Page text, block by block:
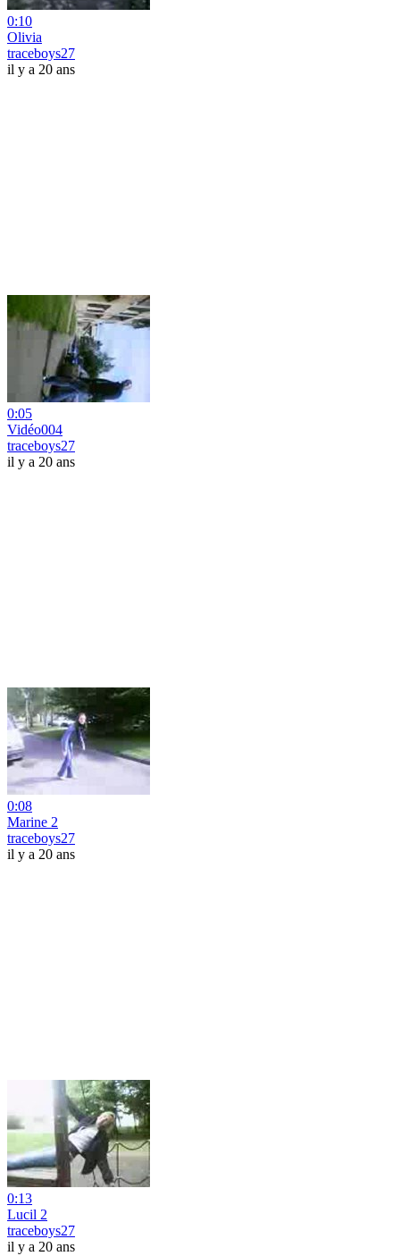
0:10
Olivia
traceboys27
il y a 20 ans
0:05
Vidéo004
traceboys27
il y a 20 ans
0:08
Marine 2
traceboys27
il y a 20 ans
0:13
Lucil 2
traceboys27
il y a 20 ans